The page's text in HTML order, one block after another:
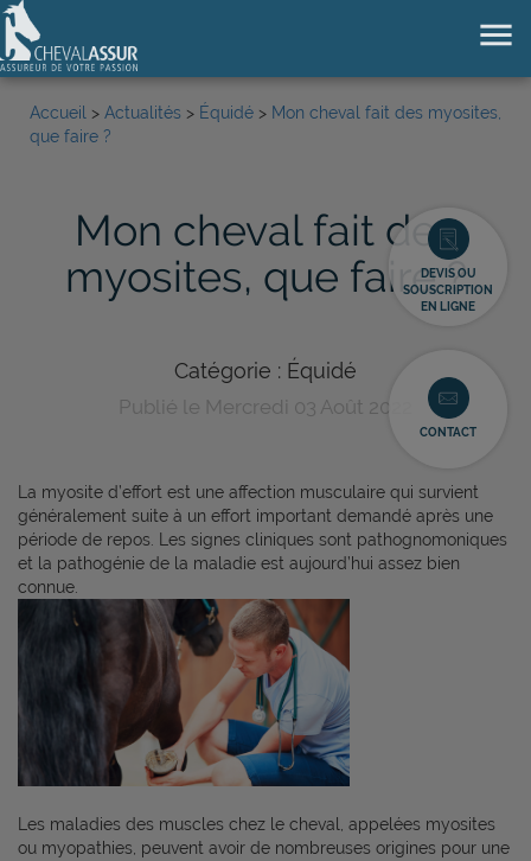
menu
DEVIS OU
SOUSCRIPTION
EN LIGNE
CONTACT
Accueil > Actualités > Équidé > Mon cheval fait des myosites,
que faire ?
Mon cheval fait des
myosites, que faire ?
Catégorie : Équidé
Publié le Mercredi 03 Août 2022
La myosite d’effort est une affection musculaire qui survient
généralement suite à un effort important demandé après une
période de repos. Les signes cliniques sont pathognomoniques
et la pathogénie de la maladie est aujourd’hui assez bien
connue.
Les maladies des muscles chez le cheval, appelées myosites
ou myopathies, peuvent avoir de nombreuses origines pour une